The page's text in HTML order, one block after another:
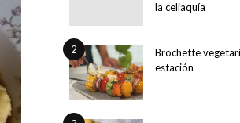
la celiaquía
2
Brochette
estación